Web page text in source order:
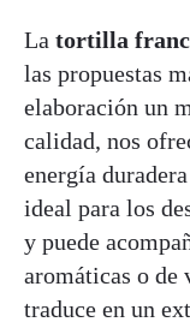
La tortilla
las propuestas
elaboración un
calidad, nos
energía
ideal para los
y puede
aromáticas o de
traduce en un